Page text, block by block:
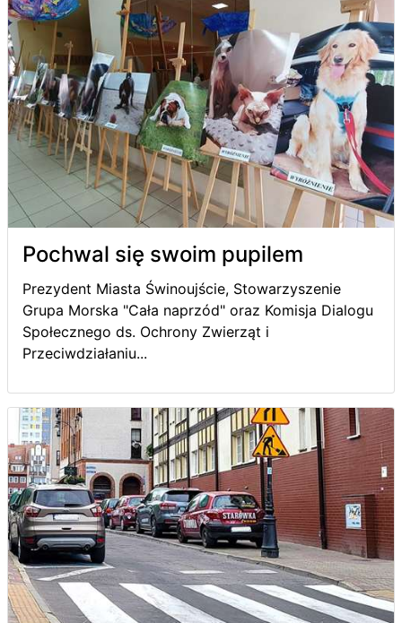
Pochwal się swoim pupilem
Prezydent Miasta Świnoujście, Stowarzyszenie
Grupa Morska "Cała naprzód" oraz Komisja Dialogu
Społecznego ds. Ochrony Zwierząt i
Przeciwdziałaniu...